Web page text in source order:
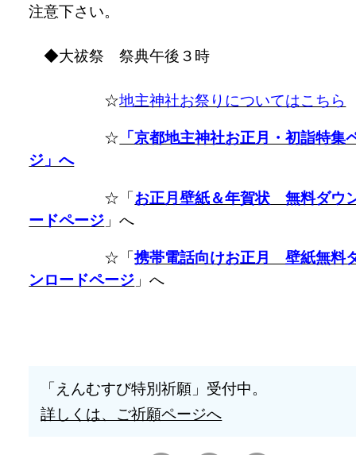
注意下さい。
◆大祓祭 祭典午後３時
☆地主神社お祭りについてはこちら
☆ 「京都地主神社お正月・初詣特集
ジ」へ
☆「お正月壁紙＆年賀状 無料ダウ
ードページ 」へ
☆「携帯電話向けお正月 壁紙無料
ンロードページ 」へ
「えんむすび特別祈願」受付中。
詳しくは、ご祈願ページへ